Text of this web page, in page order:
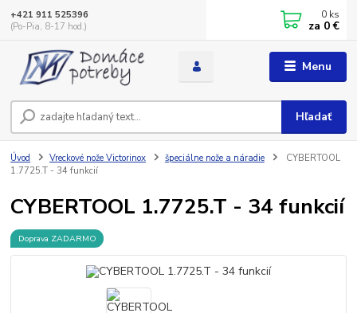
Menu
Hľadať
+421 911 525396
(Po-Pia, 8-17 hod.)
0 ks
za 0 €
Úvod Vreckové nože Victorinox špeciálne nože a náradie
CYBERTOOL
1.7725.T - 34 funkcií
CYBERTOOL 1.7725.T - 34 funkcií
Doprava ZADARMO